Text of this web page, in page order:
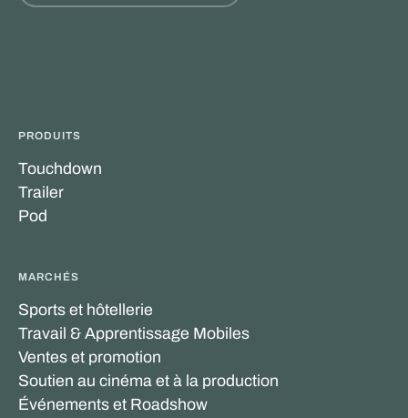
PRODUITS
Touchdown
Trailer
Pod
MARCHÉS
Sports et hôtellerie
Travail & Apprentissage Mobiles
Ventes et promotion
Soutien au cinéma et à la production
Événements et Roadshow